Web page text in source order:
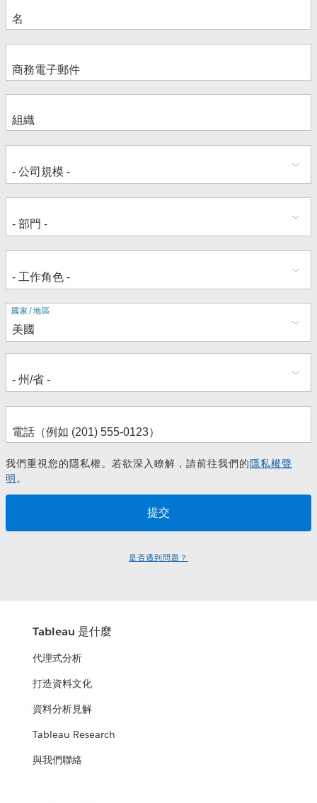
地
址
國家/地區
我們重視您的隱私權。若欲深入瞭解，請前往我們的隱私權聲
明。
是否遇到問題？
Tableau 是什麼
代理式分析
打造資料文化
資料分析見解
Tableau Research
與我們聯絡